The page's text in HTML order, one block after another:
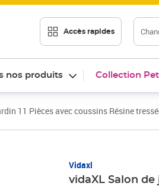
Accès rapides
nos produits Collection
11 Pièces avec coussins Résine
Vidaxl
vidaXL Salon de